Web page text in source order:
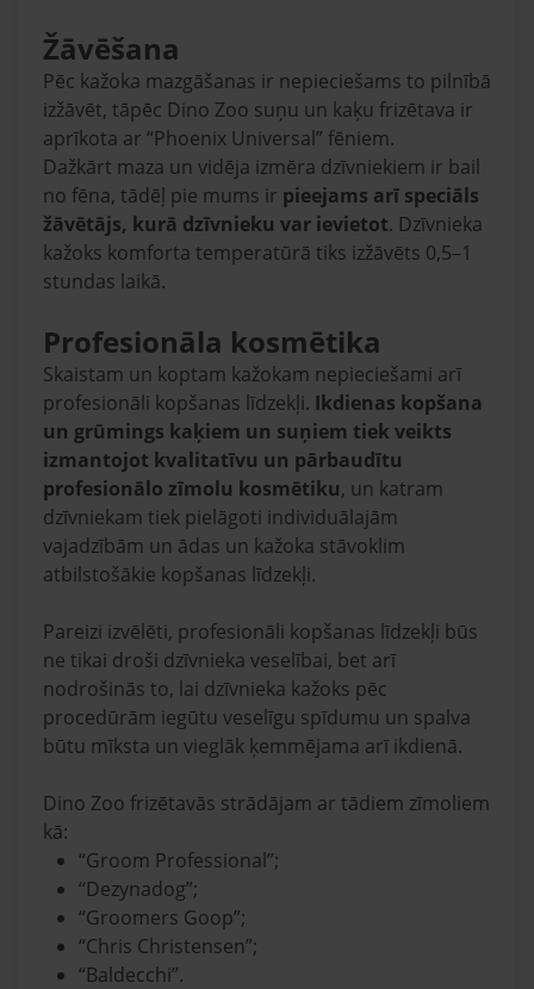
Žāvēšana
Pēc kažoka mazgāšanas ir nepieciešams to pilnībā
izžāvēt, tāpēc Dino Zoo suņu un kaķu frizētava ir
aprīkota ar “Phoenix Universal” fēniem.
Dažkārt maza un vidēja izmēra dzīvniekiem ir bail
no fēna, tādēļ pie mums ir pieejams arī speciāls
žāvētājs, kurā dzīvnieku var ievietot. Dzīvnieka
kažoks komforta temperatūrā tiks izžāvēts 0,5–1
stundas laikā.
Profesionāla kosmētika
Skaistam un koptam kažokam nepieciešami arī
profesionāli kopšanas līdzekļi. Ikdienas kopšana
un grūmings kaķiem un suņiem tiek veikts
izmantojot kvalitatīvu un pārbaudītu
profesionālo zīmolu kosmētiku, un katram
dzīvniekam tiek pielāgoti individuālajām
vajadzībām un ādas un kažoka stāvoklim
atbilstošākie kopšanas līdzekļi.
Pareizi izvēlēti, profesionāli kopšanas līdzekļi būs
ne tikai droši dzīvnieka veselībai, bet arī
nodrošinās to, lai dzīvnieka kažoks pēc
procedūrām iegūtu veselīgu spīdumu un spalva
būtu mīksta un vieglāk ķemmējama arī ikdienā.
Dino Zoo frizētavās strādājam ar tādiem zīmoliem
kā:
“Groom Professional”;
“Dezynadog”;
“Groomers Goop”;
“Chris Christensen”;
“Baldecchi”.